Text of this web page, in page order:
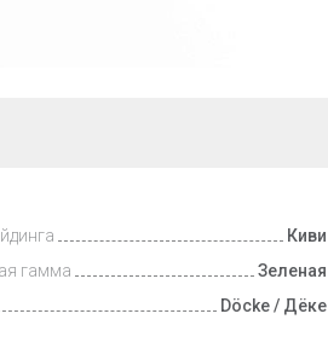
Киви
гамма
Зеленая
Döcke / Дёке